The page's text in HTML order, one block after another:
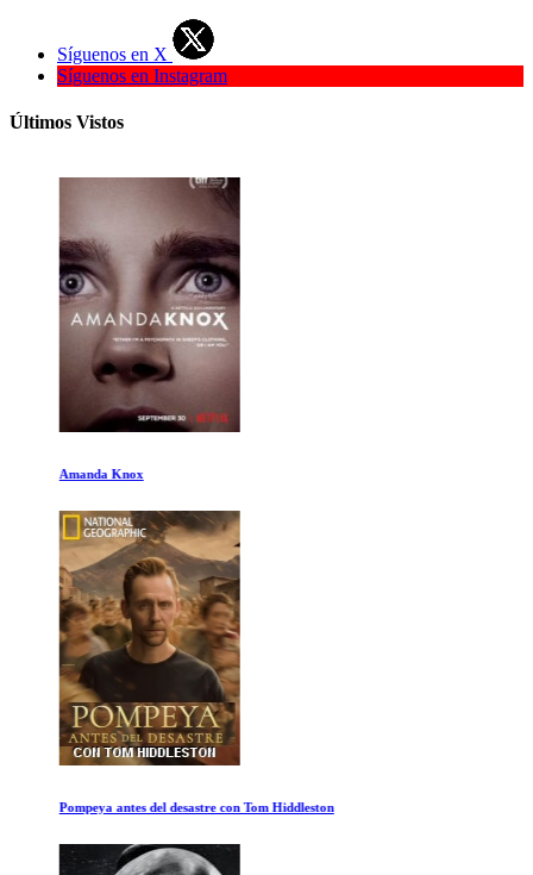
Síguenos en X
Síguenos en Instagram
Últimos Vistos
Amanda Knox
Pompeya antes del desastre con Tom Hiddleston